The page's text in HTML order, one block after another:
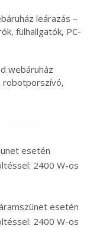
leárazás –
fülhallgatók, PC-
webáruház
robotporszívó,
esetén
2400 W-os
esetén
2400 W-os